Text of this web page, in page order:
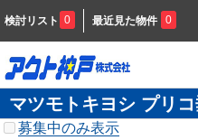
検討リスト 0 最近見た物件 0
マツモトキヨシ プリ
募集中のみ表示